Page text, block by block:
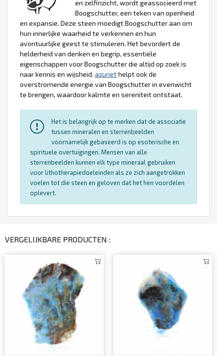
en zelfinzicht, wordt geassocieerd met
Boogschutter, een teken van openheid
en expansie. Deze steen moedigt Boogschutter aan om
hun innerlijke waarheid te verkennen en hun
avontuurlijke geest te stimuleren. Het bevordert de
helderheid van denken en begrip, essentiële
eigenschappen voor Boogschutter die altijd op zoek is
naar kennis en wijsheid. azuriethelpt ook de
overstromende energie van Boogschutter in evenwicht
te brengen, waardoor kalmte en sereniteit ontstaat.
Het is belangrijk op te merken dat de associatie
tussen mineralen en sterrenbeelden
voornamelijk gebaseerd is op esoterische en
spirituele overtuigingen. Mensen van alle
sterrenbeelden kunnen elk type mineraal gebruiken
voor lithotherapiedoeleinden als ze zich aangetrokken
voelen tot die steen en geloven dat het hen voordelen
oplevert.
VERGELIJKBARE PRODUCTEN :